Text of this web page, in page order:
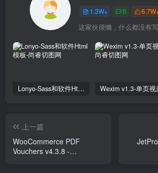
1.3W+ 0
这家伙很懒，什么都没有
Lonyo-Sass和软件Html模板 Wexim v1.3-单页视
上一篇
WooCommerce PDF
Vouchers v4.3.8 -